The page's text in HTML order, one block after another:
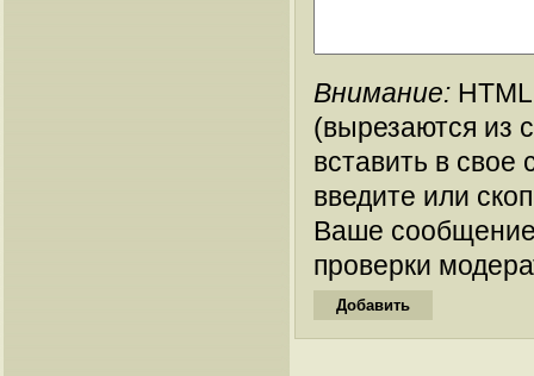
Внимание:
(вырезаются из
вставить в
введите или
Ваше
проверки